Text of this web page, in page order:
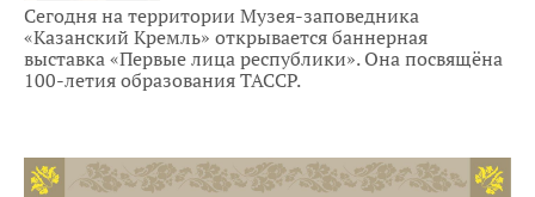
Сегодня на территории Музея-заповедника
«Казанский Кремль» открывается баннерная
выставка «Первые лица республики». Она посвящёна
100-летия образования ТАССР.